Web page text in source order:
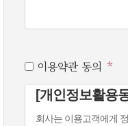
이용약관 동의 *
[개인정보활용
회사는 이용고객에게